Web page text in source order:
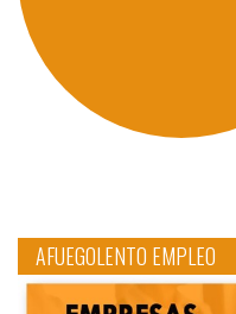
AFUEGOLENTO EMPLEO